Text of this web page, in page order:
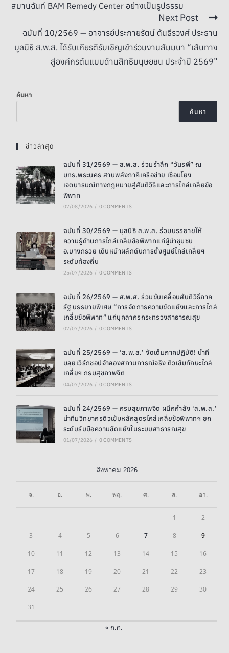
สมานฉันท์ BAM Remedy Center อย่างเป็นรูปธรรม
Next Post
ฉบับที่ 10/2569 — อาจารย์ประกายรัตน์ ต้นธีรวงศ์ ประธาน
มูลนิธิ ส.พ.ส. ได้รับเกียรติรับเชิญเข้าร่วมงานสัมมนา “เส้นทาง
สู่องค์กรต้นแบบด้านสิทธิมนุษยชน ประจำปี 2569”
ค้นหา
ค้นหา
ข่าวล่าสุด
ฉบับที่ 31/2569 — ส.พ.ส. ร่วมรำลึก “วันรพี” ณ
มทร.พระนคร สานพลังภาคีเครือข่าย เชื่อมโยง
เจตนารมณ์ทางกฎหมายสู่สันติวิธีและการไกล่เกลี่ยข้อ
พิพาท
07/08/2026 / 0 COMMENTS
ฉบับที่ 30/2569 — มูลนิธิ ส.พ.ส. ร่วมบรรยายให้
ความรู้ด้านการไกล่เกลี่ยข้อพิพาทแก่ผู้นำชุมชน
อ.บางกรวย เดินหน้าผลักดันการตั้งศูนย์ไกล่เกลี่ยฯ
ระดับท้องถิ่น
25/07/2026 / 0 COMMENTS
ฉบับที่ 26/2569 — ส.พ.ส. ร่วมขับเคลื่อนสันติวิธีภาค
รัฐ บรรยายพิเศษ “การจัดการความขัดแย้งและการไกล่
เกลี่ยข้อพิพาท” แก่บุคลากรกระทรวงสาธารณสุข
07/07/2026 / 0 COMMENTS
ฉบับที่ 25/2569 — ‘ส.พ.ส.’ จัดเต็มภาคปฏิบัติ! นำที
มลุยเวิร์กชอปจำลองสถานการณ์จริง ติวเข้มทักษะไกล่
เกลี่ยฯ กรมสุขภาพจิต
04/07/2026 / 0 COMMENTS
ฉบับที่ 24/2569 — กรมสุขภาพจิต ผนึกกำลัง ‘ส.พ.ส.’
นำทีมวิทยากรติวเข้มหลักสูตรไกล่เกลี่ยข้อพิพาทฯ ยก
ระดับรับมือความขัดแย้งในระบบสาธารณสุข
01/07/2026 / 0 COMMENTS
สิงหาคม 2026
จ. อ. พ. พฤ. ศ. ส. อา.
1 2
3 4 5 6 7 8 9
10 11 12 13 14 15 16
17 18 19 20 21 22 23
24 25 26 27 28 29 30
31
« ก.ค.